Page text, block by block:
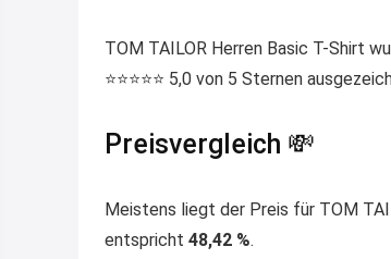
TOM TAILOR Herren Basic T-Shirt
⭐️⭐️⭐️⭐️⭐️ 5,0 von 5 Sternen
Preisvergleich 💸
Meistens liegt der Preis für TOM
entspricht 48,42 %.